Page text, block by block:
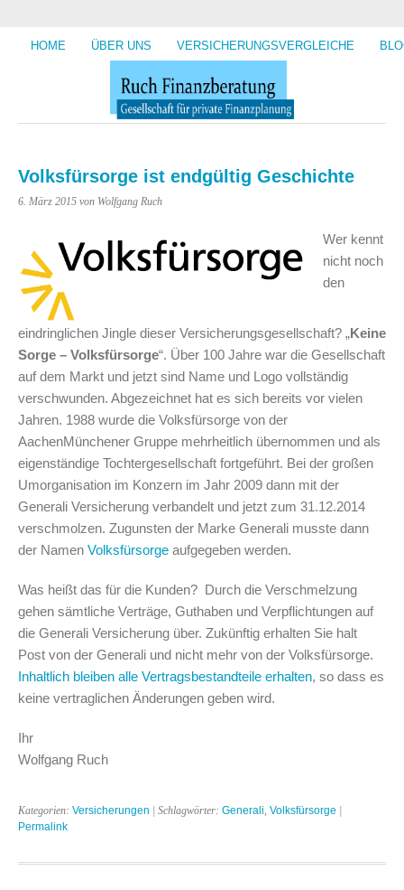
HOME ÜBER UNS VERSICHERUNGSVERGLEICHE
Volksfürsorge ist endgültig Geschichte
6. März 2015 von Wolfgang Ruch
Wer kennt
nicht noch
den
eindringlichen Jingle dieser Versicherungsgesellschaft? „Keine
Sorge – Volksfürsorge“. Über 100 Jahre war die Gesellschaft
auf dem Markt und jetzt sind Name und Logo vollständig
verschwunden. Abgezeichnet hat es sich bereits vor vielen
Jahren. 1988 wurde die Volksfürsorge von der
AachenMünchener Gruppe mehrheitlich übernommen und als
eigenständige Tochtergesellschaft fortgeführt. Bei der großen
Umorganisation im Konzern im Jahr 2009 dann mit der
Generali Versicherung verbandelt und jetzt zum 31.12.2014
verschmolzen. Zugunsten der Marke Generali musste dann
der Namen Volksfürsorge aufgegeben werden.
Was heißt das für die Kunden? Durch die Verschmelzung
gehen sämtliche Verträge, Guthaben und Verpflichtungen auf
die Generali Versicherung über. Zukünftig erhalten Sie halt
Post von der Generali und nicht mehr von der Volksfürsorge.
Inhaltlich bleiben alle Vertragsbestandteile erhalten, so dass es
keine vertraglichen Änderungen geben wird.
Ihr
Wolfgang Ruch
Kategorien: Versicherungen | Schlagwörter: Generali, Volksfürsorge |
Permalink